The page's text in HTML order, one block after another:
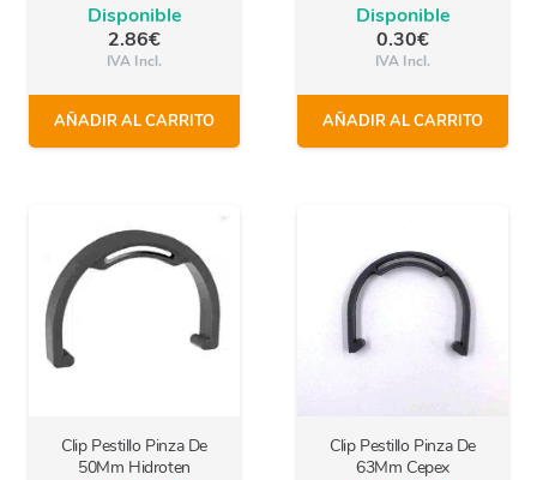
Disponible
2.86€
IVA Incl.
AÑADIR AL CARRITO
Disponible
0.30€
IVA Incl.
AÑADIR AL CARRITO
Clip Pestillo Pinza De
50Mm Hidroten
Clip Pestillo Pinza De
63Mm Cepex